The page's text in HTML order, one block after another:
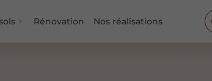
Rénovation Nos réalisations